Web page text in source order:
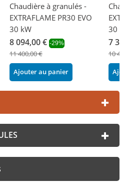
Chaudière à granulés -
EXTRAFLAME PR30 EVO
30 kW
8 094,00 € -29%
11 400,00 €
Ajouter au panier
30
7
10